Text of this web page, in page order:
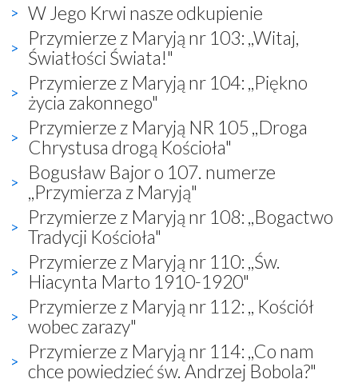
W Jego Krwi nasze odkupienie
Przymierze z Maryją nr 103: ,,Witaj,
Światłości Świata!"
Przymierze z Maryją nr 104: ,,Piękno
życia zakonnego"
Przymierze z Maryją NR 105 ,,Droga
Chrystusa drogą Kościoła"
Bogusław Bajor o 107. numerze
,,Przymierza z Maryją"
Przymierze z Maryją nr 108: ,,Bogactwo
Tradycji Kościoła"
Przymierze z Maryją nr 110: ,,Św.
Hiacynta Marto 1910-1920"
Przymierze z Maryją nr 112: ,, Kościół
wobec zarazy"
Przymierze z Maryją nr 114: ,,Co nam
chce powiedzieć św. Andrzej Bobola?"